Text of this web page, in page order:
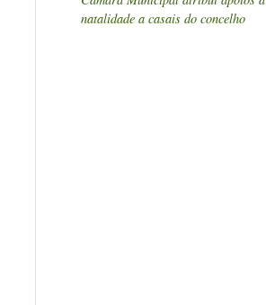
natalidade a casais do concelho